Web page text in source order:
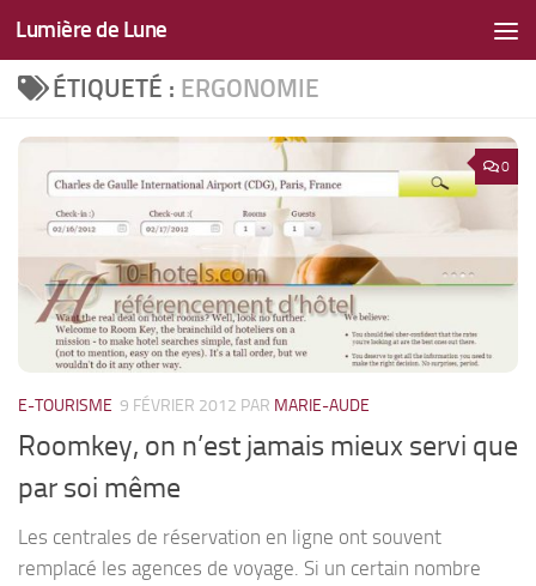
Skip to content
Lumière de Lune
ÉTIQUETÉ : ERGONOMIE
0
E-TOURISME 9 FÉVRIER 2012 PAR MARIE-AUDE
Roomkey, on n’est jamais mieux servi que
par soi même
Les centrales de réservation en ligne ont souvent
remplacé les agences de voyage. Si un certain nombre